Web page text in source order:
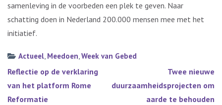
samenleving in de voorbeden een plek te geven. Naar
schatting doen in Nederland 200.000 mensen mee met het
initiatief.
Actueel, Meedoen,Week van Gebed
Bericht
navigatie
Reflectie op de verklaring
van het platform Rome
Reformatie
Twee nieuwe
duurzaamheidsprojecten om
aarde te behouden